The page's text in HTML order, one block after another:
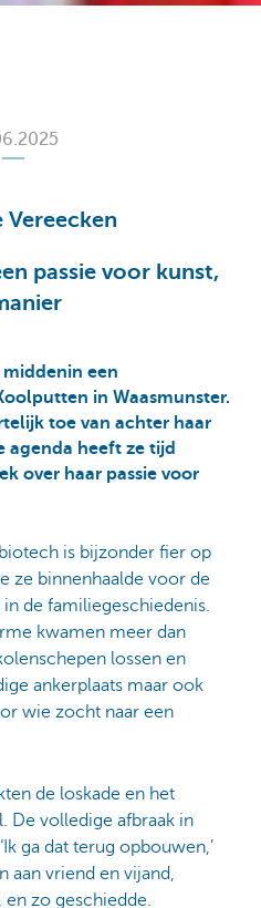
passie voor kunst,
een
in Waasmunster.
toe van achter haar
agenda heeft ze tijd
over haar passie voor
is bijzonder fier op
ze binnenhaalde voor de
de familiegeschiedenis.
kwamen meer dan
lossen en
ankerplaats maar ook
wie zocht naar een
de loskade en het
De volledige afbraak in
ga dat terug opbouwen,’
aan vriend en vijand,
en zo geschiedde.